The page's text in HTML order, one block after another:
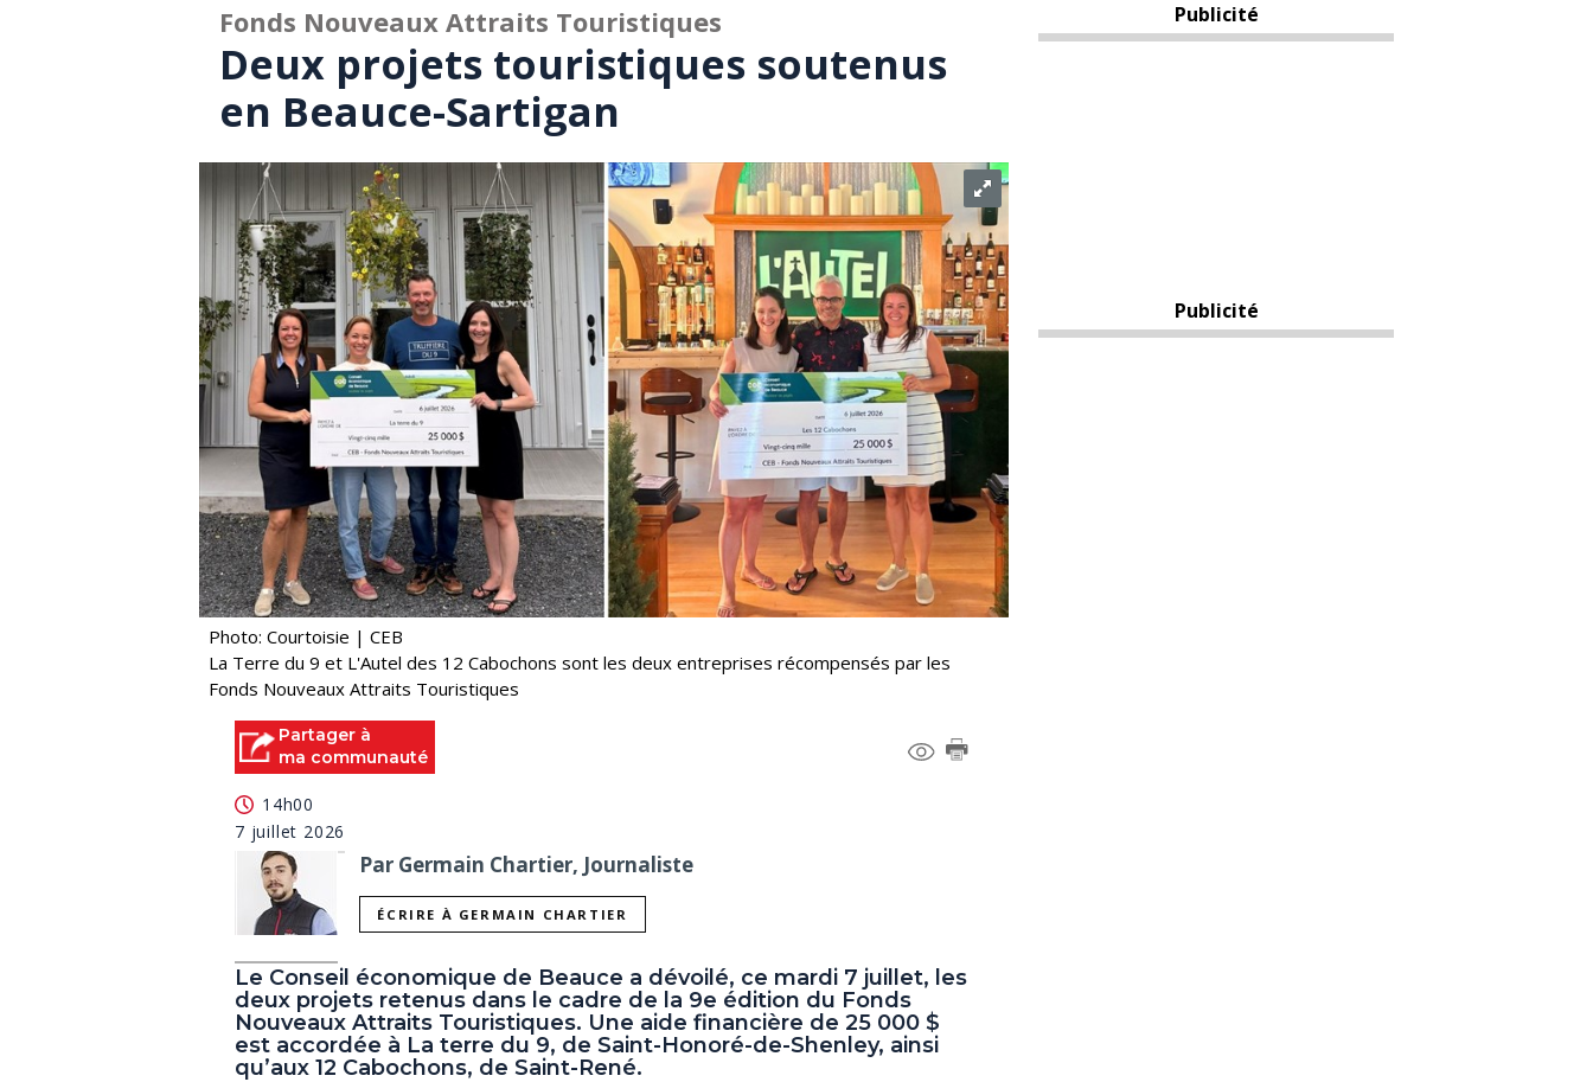
Fonds Nouveaux Attraits Touristiques
Deux projets touristiques soutenus
en Beauce-Sartigan
Photo: Courtoisie | CEB
La Terre du 9 et L'Autel des 12 Cabochons sont les deux entreprises récompensés par les
Fonds Nouveaux Attraits Touristiques
Partager à
ma communauté
14h00
7 juillet 2026
Par Germain Chartier, Journaliste
ÉCRIRE À GERMAIN CHARTIER
Le Conseil économique de Beauce a dévoilé, ce mardi 7 juillet, les
deux projets retenus dans le cadre de la 9e édition du Fonds
Nouveaux Attraits Touristiques. Une aide financière de 25 000 $
est accordée à La terre du 9, de Saint-Honoré-de-Shenley, ainsi
qu’aux 12 Cabochons, de Saint-René.
Publicité
Publicité